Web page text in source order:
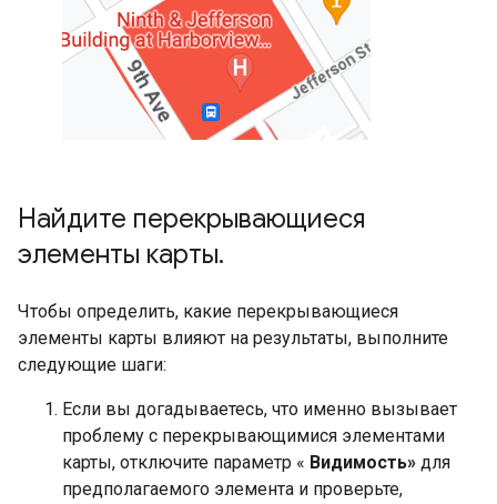
Найдите перекрывающиеся
элементы карты.
Чтобы определить, какие перекрывающиеся
элементы карты влияют на результаты, выполните
следующие шаги:
Если вы догадываетесь, что именно вызывает
проблему с перекрывающимися элементами
карты, отключите параметр « Видимость» для
предполагаемого элемента и проверьте,